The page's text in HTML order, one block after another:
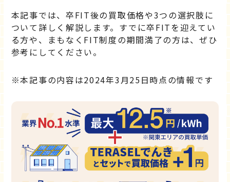
本記事では、卒FIT後の買取価格や3つの選択肢に
ついて詳しく解説します。すでに卒FITを迎えてい
る方や、まもなくFIT制度の期間満了の方は、ぜひ
参考にしてください。
※本記事の内容は2024年3月25日時点の情報です